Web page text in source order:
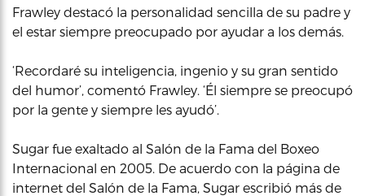
Frawley destacó la personalidad sencilla de su padre y
el estar siempre preocupado por ayudar a los demás.
‘Recordaré su inteligencia, ingenio y su gran sentido
del humor’, comentó Frawley. ‘Él siempre se preocupó
por la gente y siempre les ayudó’.
Sugar fue exaltado al Salón de la Fama del Boxeo
Internacional en 2005. De acuerdo con la página de
internet del Salón de la Fama, Sugar escribió más de